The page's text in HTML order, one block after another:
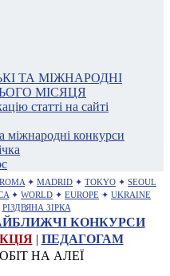
ТА МІЖНАРОДНІ
МІСЯЦЯ
статті на сайті
міжнародні конкурси
ROMA ✦ MADRID ✦ TOKYO ✦ SEOUL
✦ WORLD ✦ EUROPE ✦ UKRAINE
РІЗДВЯНА ЗІРКА
КОНКУРСИ
| ПЕДАГОГАМ
НА АЛЕЇ